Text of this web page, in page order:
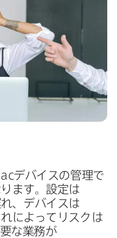
デバイスの​管理で​
ます。​設定は​
、​デバイスは​
に​よってリスクは​
な​業務が​